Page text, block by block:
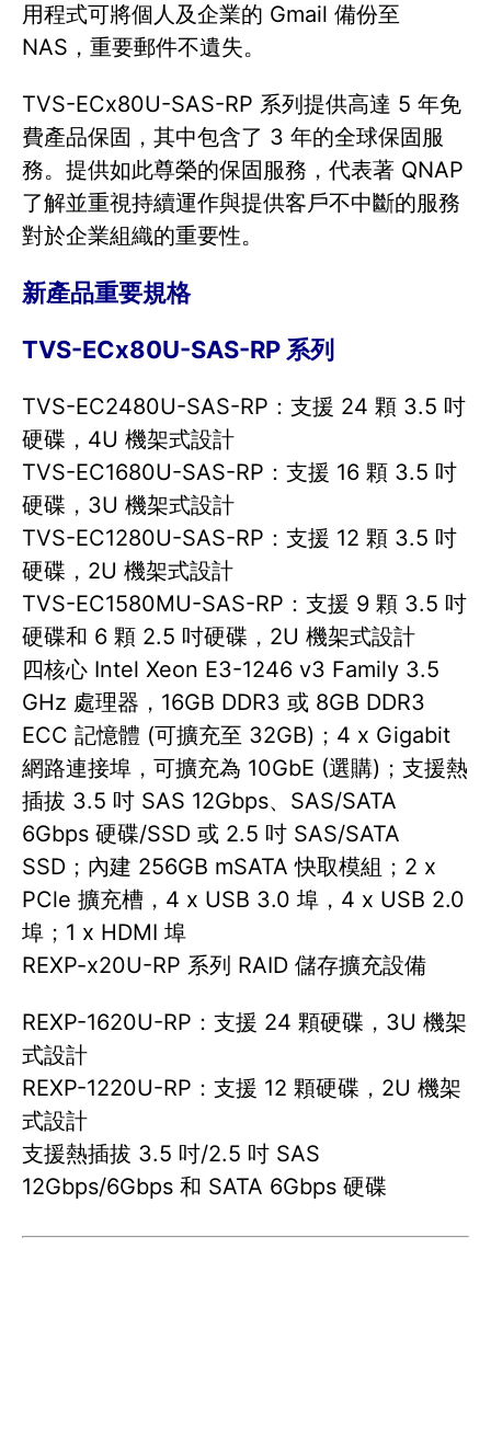
用程式可將個人及企業的 Gmail 備份至
NAS，重要郵件不遺失。
TVS-ECx80U-SAS-RP 系列提供高達 5 年免
費產品保固，其中包含了 3 年的全球保固服
務。提供如此尊榮的保固服務，代表著 QNAP
了解並重視持續運作與提供客戶不中斷的服務
對於企業組織的重要性。
新產品重要規格
TVS-ECx80U-SAS-RP 系列
TVS-EC2480U-SAS-RP：支援 24 顆 3.5 吋
硬碟，4U 機架式設計
TVS-EC1680U-SAS-RP：支援 16 顆 3.5 吋
硬碟，3U 機架式設計
TVS-EC1280U-SAS-RP：支援 12 顆 3.5 吋
硬碟，2U 機架式設計
TVS-EC1580MU-SAS-RP：支援 9 顆 3.5 吋
硬碟和 6 顆 2.5 吋硬碟，2U 機架式設計
四核心 Intel Xeon E3-1246 v3 Family 3.5
GHz 處理器，16GB DDR3 或 8GB DDR3
ECC 記憶體 (可擴充至 32GB)；4 x Gigabit
網路連接埠，可擴充為 10GbE (選購)；支援熱
插拔 3.5 吋 SAS 12Gbps、SAS/SATA
6Gbps 硬碟/SSD 或 2.5 吋 SAS/SATA
SSD；內建 256GB mSATA 快取模組；2 x
PCle 擴充槽，4 x USB 3.0 埠，4 x USB 2.0
埠；1 x HDMI 埠
REXP-x20U-RP 系列 RAID 儲存擴充設備
REXP-1620U-RP：支援 24 顆硬碟，3U 機架
式設計
REXP-1220U-RP：支援 12 顆硬碟，2U 機架
式設計
支援熱插拔 3.5 吋/2.5 吋 SAS
12Gbps/6Gbps 和 SATA 6Gbps 硬碟